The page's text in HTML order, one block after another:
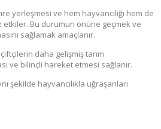
yerleşmesi ve hem hayvancılığı hem de
etkiler. Bu durumun önüne geçmek ve
sağlamak amaçlanır.
daha gelişmiş tarım
ve bilinçli hareket etmesi sağlanır.
şekilde hayvancılıkla uğraşanları